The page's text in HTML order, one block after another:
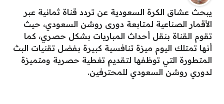
يبحث عشاق الكرة السعودية عن تردد قناة ثمانية عبر
الأقمار الصناعية لمتابعة دورى روشن السعودي، حيث
تقوم القناة بنقل أحداث المباريات بشكل حصري، كما
أنها تمتلك اليوم ميزة تنافسية كبيرة بفضل تقنيات البث
المتطورة التي توظفها لتقديم تغطية حصرية ومتميزة
لدوري روشن السعودي للمحترفين.